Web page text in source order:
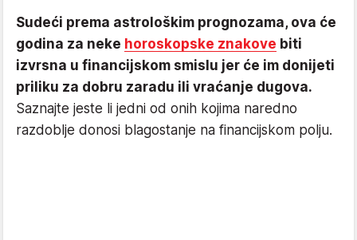
Sudeći prema astrološkim prognozama, ova će
godina za neke horoskopske znakove biti
izvrsna u financijskom smislu jer će im donijeti
priliku za dobru zaradu ili vraćanje dugova.
Saznajte jeste li jedni od onih kojima naredno
razdoblje donosi blagostanje na financijskom polju.